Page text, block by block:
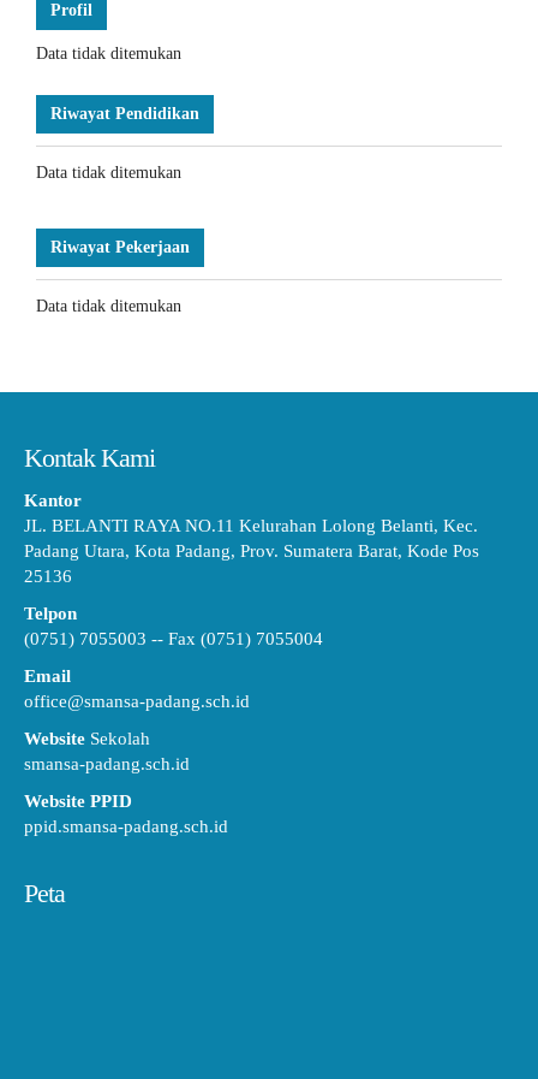
Profil
Data tidak ditemukan
Riwayat Pendidikan
Data tidak ditemukan
Riwayat Pekerjaan
Data tidak ditemukan
Kontak Kami
Kantor
JL. BELANTI RAYA NO.11 Kelurahan Lolong Belanti, Kec.
Padang Utara, Kota Padang, Prov. Sumatera Barat, Kode Pos
25136
Telpon
(0751) 7055003 -- Fax (0751) 7055004
Email
office@smansa-padang.sch.id
Website Sekolah
smansa-padang.sch.id
Website PPID
ppid.smansa-padang.sch.id
Peta